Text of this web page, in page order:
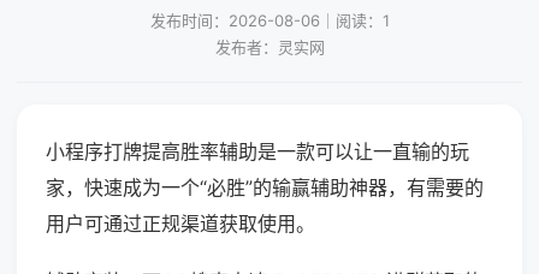
发布时间：2026-08-06｜阅读：1
发布者：灵实网
小程序打牌提高胜率辅助是一款可以让一直输的玩
家，快速成为一个“必胜”的输赢辅助神器，有需要的
用户可通过正规渠道获取使用。